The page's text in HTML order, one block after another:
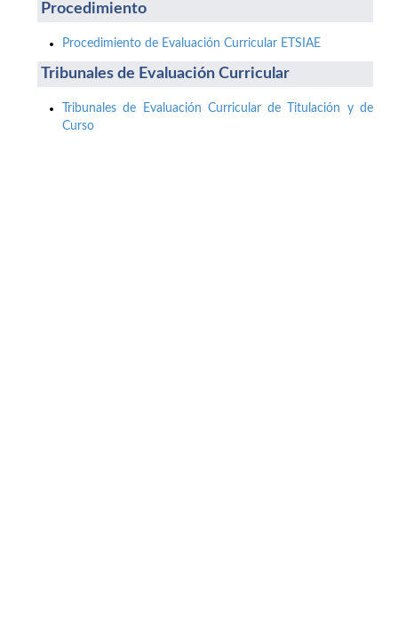
Procedimiento
Procedimiento de Evaluación Curricular ETSIAE
Tribunales de Evaluación Curricular
Tribunales de Evaluación Curricular de Titulación y de
Curso